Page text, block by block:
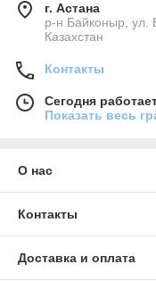
добавляли
«TAKADA
г. Астана
р-н Байконыр, ул.
Казахстан
Контакты
Сегодня
Показать весь
О нас
Контакты
Доставка и оплата